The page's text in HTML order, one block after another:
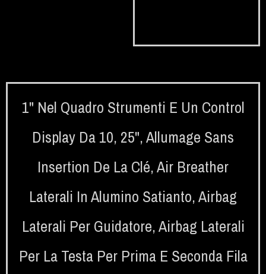
1" Nel Quadro Strumenti E Un Control
Display Da 10, 25",Allumage Sans
Insertion De La Clé,Air Breather
Laterali In Alumino Satianto,Airbag
Laterali Per Guidatore,Airbag Laterali
Per La Testa Per Prima E Seconda Fila